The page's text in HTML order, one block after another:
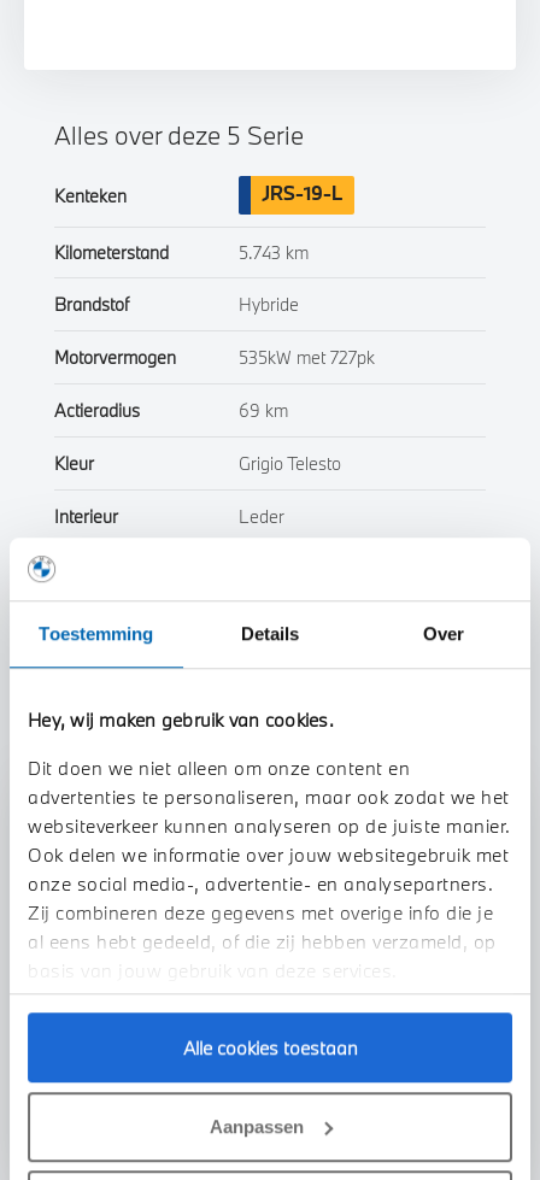
Toestemming Details Over
Hey, wij maken gebruik van cookies.
Dit doen we niet alleen om onze content en
advertenties te personaliseren, maar ook zodat we het
websiteverkeer kunnen analyseren op de juiste manier.
Ook delen we informatie over jouw websitegebruik met
onze social media-, advertentie- en analysepartners.
Zij combineren deze gegevens met overige info die je
al eens hebt gedeeld, of die zij hebben verzameld, op
basis van jouw gebruik van deze services.
Alle cookies toestaan
Aanpassen
Stap 1 van 3
Uw auto inruilen?
Voorstel aanvragen
Alles over deze 5 Serie
Kenteken JRS-19-L
Kilometerstand 5.743 km
Brandstof Hybride
Motorvermogen 535kW met 727pk
Actieradius 69 km
Kleur Grigio Telesto
Interieur Leder
Btw/Marge
Toon alle eigenschappen